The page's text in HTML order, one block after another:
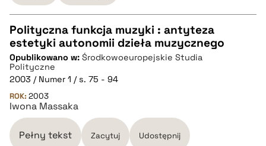
pobierz cytat
CZYSTY TEKST
pobierz cytat
BIBTEX
Polityczna funkcja muzyki : antyteza
estetyki autonomii dzieła muzycznego
Opublikowano w: Środkowoeuropejskie Studia
Polityczne
2003 / Numer 1 / s. 75 - 94
ROK: 2003
Iwona Massaka
Pełny tekst Zacytuj Udostępnij